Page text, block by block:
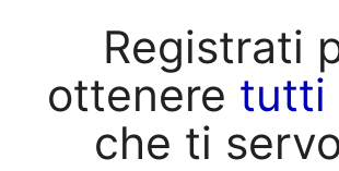
Registrati
ottenere tutti
che ti